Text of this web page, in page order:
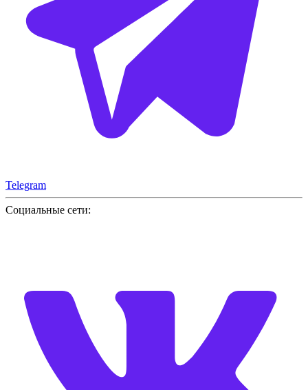
Telegram
Социальные сети: